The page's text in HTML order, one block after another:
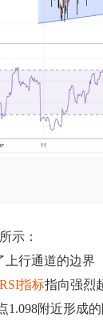
示：
行通道的边界
RSI指标指向强烈
附近形成的